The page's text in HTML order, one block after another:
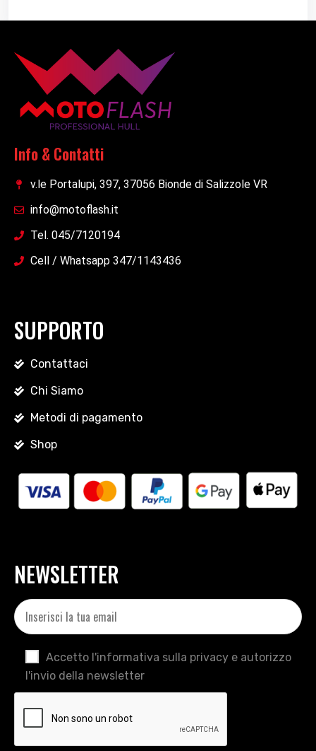
Info & Contatti
v.le Portalupi, 397, 37056 Bionde di Salizzole VR
info@motoflash.it
Tel. 045/7120194
Cell / Whatsapp 347/1143436
SUPPORTO
Contattaci
Chi Siamo
Metodi di pagamento
Shop
NEWSLETTER
Accetto l'informativa sulla privacy e autorizzo
l'invio della newsletter